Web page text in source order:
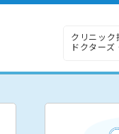
クリニック
ドクター